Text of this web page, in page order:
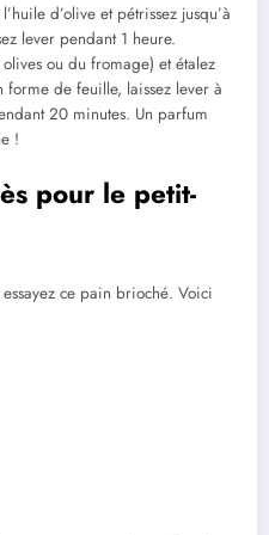
d’olive et pétrissez jusqu’à
lever pendant 1 heure.
ou du fromage) et étalez
forme de feuille, laissez lever à
20 minutes. Un parfum
!
pour le petit-
ce pain brioché. Voici